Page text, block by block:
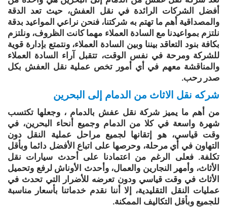
أفضل الشركات الرائدة في نقل العفش، حيث تعد الدقة
والمصداقية أهم ما تهتم به شركتنا، فنحن نراعي المواعيد بدقة
نلتزم بمواعيدنا مع السادة العملاء مهما كانت الظروف، ونلتزم
بكافة بنود التعاقد بيننا وبين السادة العملاء، ونتمتع بإدارة قوية
للشركة ومرحة في نفس الوقت، تتقبل آراء السادة العملاء
والمناقشة معهم في أي أمور تخص عملية نقل العفش بكل
صدر رحب.
شركه نقل الاثاث من الدمام إلى البحرين
من أهم ما يميز شركة نقل عفش بالدمام ، وجعلها تكتسب
شهرة واسعة في كلا من الدمام وجميع أنحاء البحرين، في
وقت قياسي، هو إتقانها لجميع مراحل عملية النقل دون
التهاون في أي مرحلة، وحرصها على اتباع الأفضل دائما وبأقل
تكلفة. فعلى الرغم من اعتمادنا على أحدث سيارات نقل
الأثاث، وأمهر النجارين والعمال، وأحدث الأوناش لرفع وتحميل
الأثاث في وقت قياسي ودون تعرضه للأضرار التي تحدث في
عمليات النقل التقليدية، إلا أننا نقدم خدماتنا بأسعار مناسبة
للجميع وبأقل التكاليف الممكنة.